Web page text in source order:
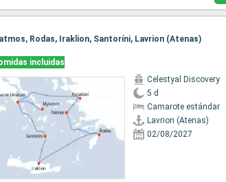
Rodas, Iraklion, Santoríni, Lavrion (Atenas)
incluidas
Celestyal Discovery
5 d
Camarote estándar
Lavrion (Atenas)
02/08/2027